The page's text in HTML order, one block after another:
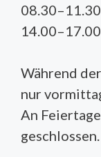
Während
nur
An
geschlossen.